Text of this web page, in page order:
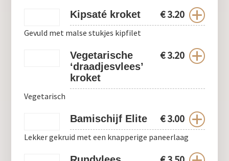
Kipsaté kroket €3.20
Gevuld met malse stukjes kipfilet
Vegetarische
‘draadjesvlees’
kroket
€3.20
Vegetarisch
Bamischijf Elite €3.00
Lekker gekruid met een knapperige paneerlaag